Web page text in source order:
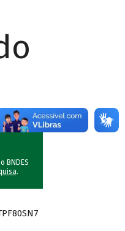
BNDES
.